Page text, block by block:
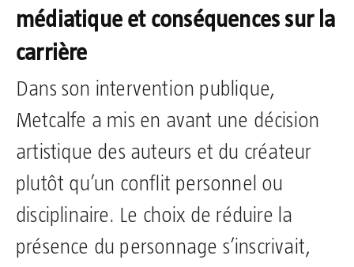
médiatique et conséquences sur la
carrière
Dans son intervention publique,
Metcalfe a mis en avant une décision
artistique des auteurs et du créateur
plutôt qu’un conflit personnel ou
disciplinaire. Le choix de réduire la
présence du personnage s’inscrivait,